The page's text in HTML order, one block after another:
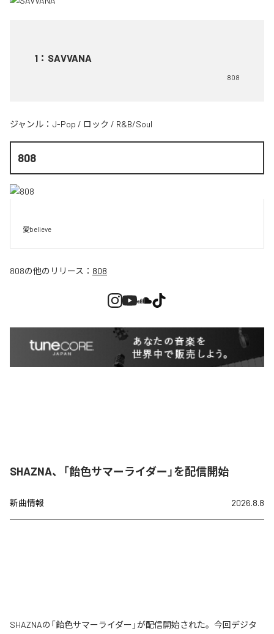
1 ： SAVVANA
808
ジャンル： J-Pop / ロック / R&B/Soul
808
愛believe
808の他のリリース： 808
SHAZNA、「飴色サマーライダー」を配信開始
新曲情報 2026.8.8
SHAZNAの「飴色サマーライダー」が配信開始された。今回デジタ